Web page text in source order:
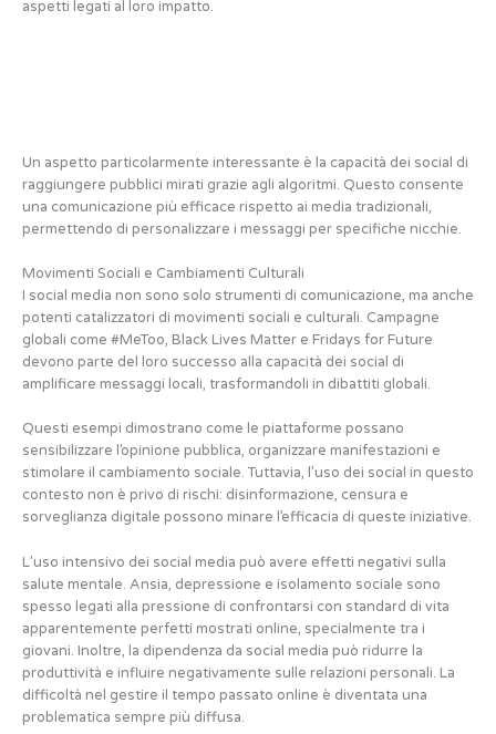
aspetti legati al loro impatto.
Un aspetto particolarmente interessante è la capacità dei social di
raggiungere pubblici mirati grazie agli algoritmi. Questo consente
una comunicazione più efficace rispetto ai media tradizionali,
permettendo di personalizzare i messaggi per specifiche nicchie.
Movimenti Sociali e Cambiamenti Culturali
I social media non sono solo strumenti di comunicazione, ma anche
potenti catalizzatori di movimenti sociali e culturali. Campagne
globali come #MeToo, Black Lives Matter e Fridays for Future
devono parte del loro successo alla capacità dei social di
amplificare messaggi locali, trasformandoli in dibattiti globali.
Questi esempi dimostrano come le piattaforme possano
sensibilizzare l’opinione pubblica, organizzare manifestazioni e
stimolare il cambiamento sociale. Tuttavia, l’uso dei social in questo
contesto non è privo di rischi: disinformazione, censura e
sorveglianza digitale possono minare l’efficacia di queste iniziative.
L’uso intensivo dei social media può avere effetti negativi sulla
salute mentale. Ansia, depressione e isolamento sociale sono
spesso legati alla pressione di confrontarsi con standard di vita
apparentemente perfetti mostrati online, specialmente tra i
giovani. Inoltre, la dipendenza da social media può ridurre la
produttività e influire negativamente sulle relazioni personali. La
difficoltà nel gestire il tempo passato online è diventata una
problematica sempre più diffusa.